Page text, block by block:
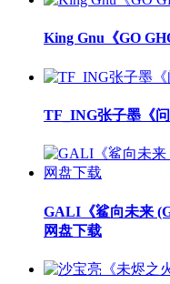
King Gnu《GO
TF_ING张子墨《
GALI《鲨向未来
网盘下载